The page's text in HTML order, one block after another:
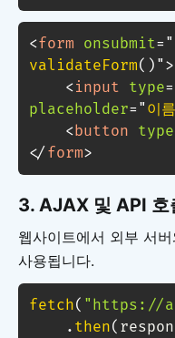
<form onsubmit= "
validateForm( ) " >
<input type=
placeholder= " 이
<button type
</ form>
3. AJAX 및 API 호
웹사이트에서 외부 서
사용됩니다.
fetch( "https://
. then(